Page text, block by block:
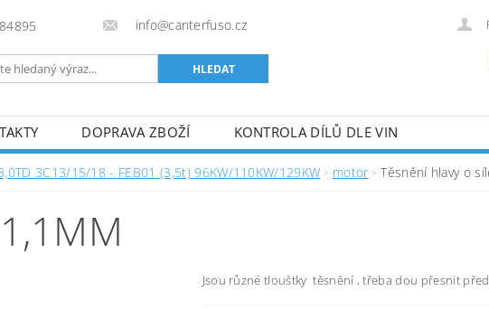
info@canterfuso.cz
DOPRAVA ZBOŽÍ
KONTROLA DÍLŮ DLE VIN
3C13/15/18 - FEB01 (3,5t) 96KW/110KW/129KW motor Těsnění hlavy o
Jsou různé tlouštky těsnění , třeba dou přesnit